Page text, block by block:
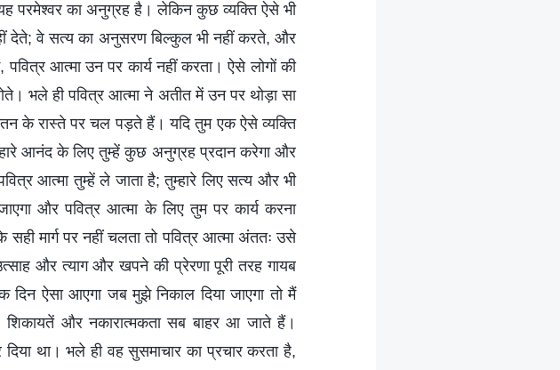
परमेश्वर का अनुग्रह है। लेकिन कुछ व्यक्ति ऐसे भी
देते; वे सत्य का अनुसरण बिल्कुल भी नहीं करते, और
पवित्र आत्मा उन पर कार्य नहीं करता। ऐसे लोगों की
भले ही पवित्र आत्मा ने अतीत में उन पर थोड़ा सा
के रास्‍ते पर चल पड़ते हैं। यदि तुम एक ऐसे व्यक्ति
आनंद के लिए तुम्हें कुछ अनुग्रह प्रदान करेगा और
आत्मा तुम्हें ले जाता है; तुम्‍हारे लिए सत्य और भी
और पवित्र आत्मा के लिए तुम पर कार्य करना
मार्ग पर नहीं चलता तो पवित्र आत्मा अंततः उसे
और त्याग और खपने की प्रेरणा पूरी तरह गायब
दिन ऐसा आएगा जब मुझे निकाल दिया जाएगा तो मैं
शिकायतें और नकारात्मकता सब बाहर आ जाते हैं।
था। भले ही वह सुसमाचार का प्रचार करता है,